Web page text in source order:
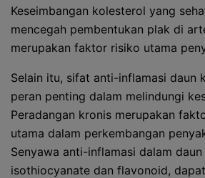
Keseimbangan kolesterol yang
mencegah pembentukan plak di
merupakan faktor risiko utama
Selain itu, sifat anti-inflamasi daun
peran penting dalam melindungi
Peradangan kronis merupakan
utama dalam perkembangan
Senyawa anti-inflamasi dalam
isothiocyanate dan flavonoid,